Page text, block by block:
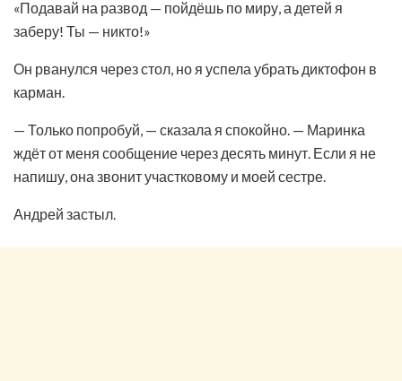
«Подавай на развод — пойдёшь по миру, а детей я
заберу! Ты — никто!»
Он рванулся через стол, но я успела убрать диктофон в
карман.
— Только попробуй, — сказала я спокойно. — Маринка
ждёт от меня сообщение через десять минут. Если я не
напишу, она звонит участковому и моей сестре.
Андрей застыл.